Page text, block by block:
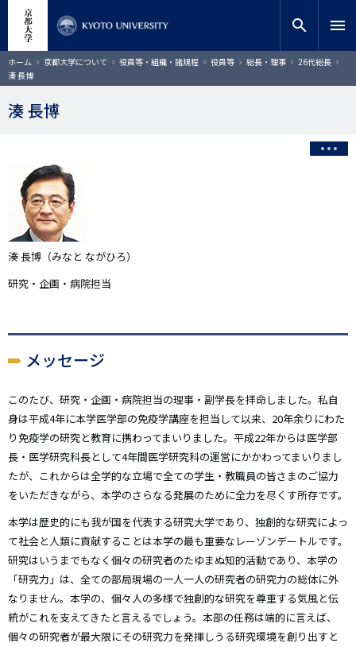
コ
ン
テ
ン
ツ
サイト内検索
検索
search menu
ホーム 京都大学について 役員等・組織・諸規程 役員等 総長・理事
26代総長
湊 長博
湊 長博
湊 長博（みなと ながひろ）
研究・企画・病院担当
メッセージ
このたび、研究・企画・病院担当の理事・副学長を拝命しました。私自
身は平成4年に本学医学部の免疫学講座を担当して以来、20年余りにわた
り免疫学の研究と教育に携わってまいりました。平成22年からは医学部
長・医学研究科長として4年間医学研究科の運営にかかわってまいりまし
たが、これからは全学的な立場で全ての学生・教職員の皆さまのご協力
をいただきながら、本学のさらなる発展のために全力を尽くす所存です。
本学は歴史的にも我が国を代表する研究大学であり、独創的な研究によっ
て社会と人類に貢献することは本学の最も重要なレーゾンデートルです。
研究はいうまでもなく個々の研究者のたゆまぬ知的活動であり、本学の
「研究力」は、全ての部局現場の一人一人の研究者の研究力の総体に外
なりません。本学の、個々人の多様で独創的な研究を尊重する気風と伝
統がこれを支えてきたと言えるでしょう。本部の任務は端的に言えば、
個々の研究者が最大限にその研究力を発揮しうる研究環境を創り出すと